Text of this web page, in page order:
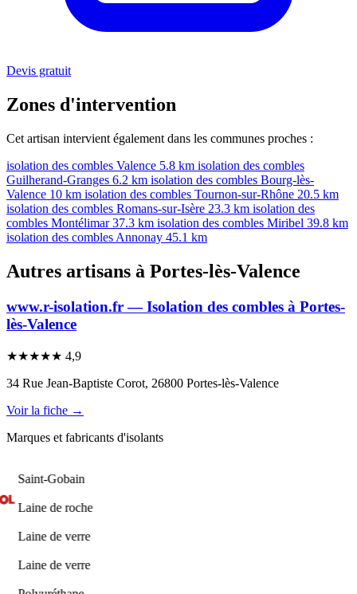
Devis gratuit
Zones d'intervention
Cet artisan intervient également dans les communes proches :
isolation des combles Valence 5.8 km isolation des combles
Guilherand-Granges 6.2 km isolation des combles Bourg-lès-
Valence 10 km isolation des combles Tournon-sur-Rhône 20.5 km
isolation des combles Romans-sur-Isère 23.3 km isolation des
combles Montélimar37.3 km isolation des combles Miribel 39.8 km
isolation des combles Annonay 45.1 km
Autres artisans à Portes-lès-Valence
www.r-isolation.fr — Isolation des combles à Portes-
lès-Valence
★★★★★ 4,9
34 Rue Jean-Baptiste Corot, 26800 Portes-lès-Valence
Voir la fiche →
Marques et fabricants d'isolants
Saint-Gobain
Laine de roche
Laine de verre
Laine de verre